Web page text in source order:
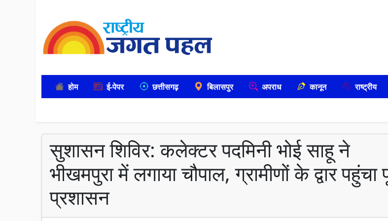
होम ई-पेपर छत्तीसगढ़ बिलासपुर अपराध कानून राष्ट्रीय
सुशासन शिविर: कलेक्टर पदमिनी भोई साहू ने
भीखमपुरा में लगाया चौपाल, ग्रामीणों के द्वार पहुंचा
प्रशासन